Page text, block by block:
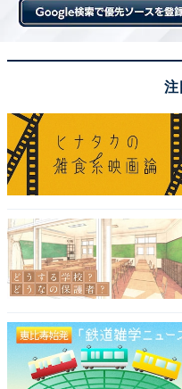
【おすすめ記事】
「一番好きなステーキチ
・
「一番好きな居酒屋チェ
八」、1位は高コスパ
若者が「はまっているス
「堅あげポテト／ブラ
・
豚まん」、1位は？
【関連リンク】
注